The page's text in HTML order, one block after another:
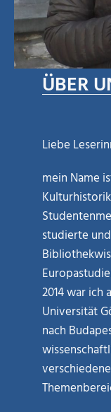
ÜBER
Liebe
mein Name
studierte
2014 war ich
Universität
nach